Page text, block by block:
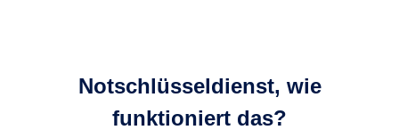
Notschlüsseldienst, wie
funktioniert das?